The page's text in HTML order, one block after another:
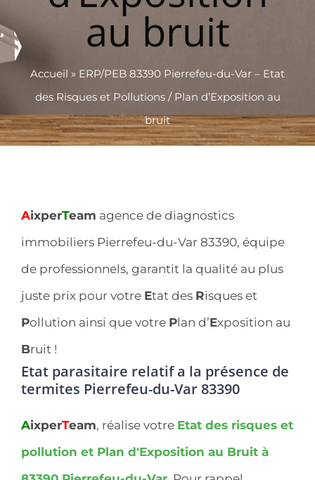
au bruit
Accueil » ERP/PEB 83390 Pierrefeu-du-Var – Etat
des Risques et Pollutions / Plan d’Exposition au
bruit
AixperTeam agence de diagnostics
immobiliers Pierrefeu-du-Var 83390, équipe
de professionnels, garantit la qualité au plus
juste prix pour votre Etat des Risques et
Pollution ainsi que votre Plan d’Exposition au
Bruit !
Etat parasitaire relatif a la présence de
termites Pierrefeu-du-Var 83390
AixperTeam, réalise votre Etat des risques et
pollution et Plan d'Exposition au Bruit à